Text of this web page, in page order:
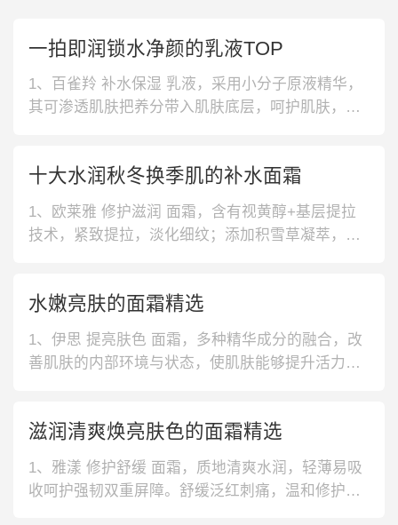
一拍即润锁水净颜的乳液TOP
1、百雀羚 补水保湿 乳液，采用小分子原液精华，
其可渗透肌肤把养分带入肌肤底层，呵护肌肤，补
问题，重拾紧实嫩弹。3、欧珀莱 均衡保湿 乳霜，
均衡保湿系列柔润乳霜，紧锁滋润调节水油平衡；
呵护角质层，滋润肌肤，抵
十大水润秋冬换季肌的补水面霜
1、欧莱雅 修护滋润 面霜，含有视黄醇+基层提拉
技术，紧致提拉，淡化细纹；添加积雪草凝萃，呵
刺果等自然提取物，舒缓滋润肌肤，修护屏障；脂
质体包裹技术，使活性成分更快渗透至表皮中，加
速吸收。3、兰蔻 滋润舒缓
水嫩亮肤的面霜精选
1、伊思 提亮肤色 面霜，多种精华成分的融合，改
善肌肤的内部环境与状态，使肌肤能够提升活力，
部肌肤，使肌肤充满活力，吸收效果也很到位，触
感柔滑细腻，使面部倍感光滑，减少面部多余的油
脂。3、伊思 修护补水 面
滋润清爽焕亮肤色的面霜精选
1、雅漾 修护舒缓 面霜，质地清爽水润，轻薄易吸
收呵护强韧双重屏障。舒缓泛红刺痛，温和修护水